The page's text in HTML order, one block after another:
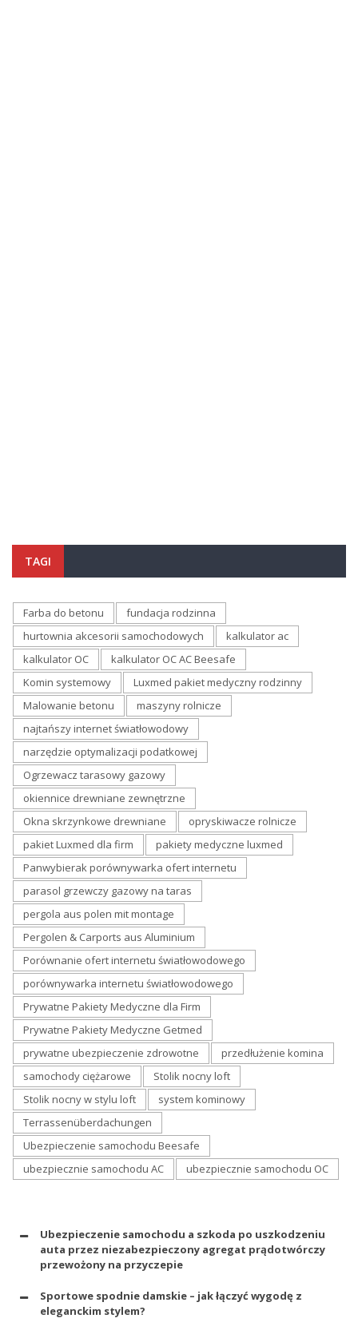
TAGI
Farba do betonu
fundacja rodzinna
hurtownia akcesorii samochodowych
kalkulator ac
kalkulator OC
kalkulator OC AC Beesafe
Komin systemowy
Luxmed pakiet medyczny rodzinny
Malowanie betonu
maszyny rolnicze
najtańszy internet światłowodowy
narzędzie optymalizacji podatkowej
Ogrzewacz tarasowy gazowy
okiennice drewniane zewnętrzne
Okna skrzynkowe drewniane
opryskiwacze rolnicze
pakiet Luxmed dla firm
pakiety medyczne luxmed
Panwybierak porównywarka ofert internetu
parasol grzewczy gazowy na taras
pergola aus polen mit montage
Pergolen & Carports aus Aluminium
Porównanie ofert internetu światłowodowego
porównywarka internetu światłowodowego
Prywatne Pakiety Medyczne dla Firm
Prywatne Pakiety Medyczne Getmed
prywatne ubezpieczenie zdrowotne
przedłużenie komina
samochody ciężarowe
Stolik nocny loft
Stolik nocny w stylu loft
system kominowy
Terrassenüberdachungen
Ubezpieczenie samochodu Beesafe
ubezpiecznie samochodu AC
ubezpiecznie samochodu OC
Ubezpieczenie samochodu a szkoda po uszkodzeniu
auta przez niezabezpieczony agregat prądotwórczy
przewożony na przyczepie
Sportowe spodnie damskie – jak łączyć wygodę z
eleganckim stylem?